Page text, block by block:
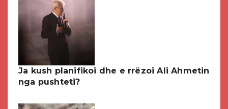
Ja kush planifikoi dhe e rrëzoi Ali Ahmetin
nga pushteti?